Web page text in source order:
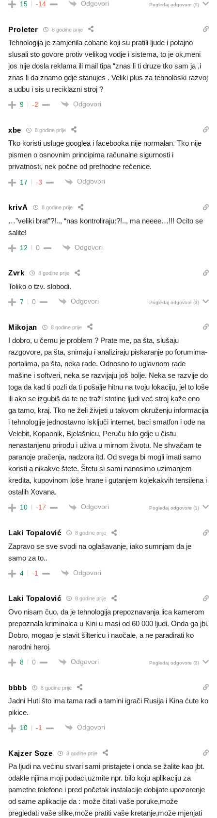
15 -14 Odgovori Pogledaj odgovore (9)
Proleter 8 godine prije
Tehnologija je zamjenila cobane koji su pratili ljude i potajno
slusali sto govore protiv velikog vodje i sistema, to je ok,meni
jos nije dosla reklama ili mail tipa “znas li ti druze tko sam ja ,i
znas li da znamo gdje stanujes . Veliki plus za tehnoloski razvoj
a udbu i sis u reciklazni stroj ?
9 -2 Odgovori
xbe 8 godine prije
Tko koristi usluge googlea i facebooka nije normalan. Tko nije
pismen o osnovnim principima računalne sigurnosti i
privatnosti, nek počne od prethodne rečenice.
17 -3 Odgovori
krivA 8 godine prije
…”veliki brat”?!.., “nas kontroliraju:?!.., ma neeee…!!! Ocito se
salite!
12 0 Odgovori
Zvrk 8 godine prije
Toliko o tzv. slobodi.
7 0 Odgovori Pogledaj odgovore (3)
Mikojan 8 godine prije
I dobro, u čemu je problem ? Prate me, pa šta, slušaju
razgovore, pa šta, snimaju i analiziraju piskaranje po forumima-
portalima, pa šta, neka rade. Odnosno to uglavnom rade
mašine i softveri, neka se razvijaju još bolje. Neka se razvije do
toga da kad ti pozli da ti pošalje hitnu na tvoju lokaciju, jel to loše
ili ako se izgubiš da te ne traži stotine ljudi već stroj kaže eno
ga tamo, kraj. Tko ne želi živjeti u takvom okruženju informacija
i tehnologije jednostavno isključi internet, baci smatfon i ode na
Velebit, Kopaonik, Bjelašnicu, Peruču bilo gdje u čistu
nenastanjenu prirodu i uživa u mirnom životu. Ne shvačam te
paranoje pračenja, nadzora itd. Od svega bi mogli imati samo
koristi a nikakve štete. Štetu si sami nanosimo uzimanjem
kredita, kupovinom loše hrane i gutanjem kojekakvih tensilena i
ostalih Xovana.
10 -17 Odgovori Pogledaj odgovore (1)
Laki Topalović 8 godine prije
Zapravo se sve svodi na oglašavanje, iako sumnjam da je
samo za to..
4 -1 Odgovori
Laki Topalović 8 godine prije
Ovo nisam čuo, da je tehnologija prepoznavanja lica kamerom
prepoznala kriminalca u Kini u masi od 60 000 ljudi. Onda ga jbi.
Dobro, mogao je stavit šiltericu i naočale, a ne paradirati ko
narodni heroj.
8 0 Odgovori Pogledaj odgovore (3)
bbbb 8 godine prije
Jadni Huti što ima tama radi a tamini igrači Rusija i Kina ćute ko
pikice.
10 -1 Odgovori
Kajzer Soze 8 godine prije
Pa ljudi na većinu stvari sami pristajete i onda se žalite kao jbt.
odakle njima moji podaci,uzmite npr. bilo koju aplikaciju za
pametne telefone i pred početak instalacije dobijate upozorenje
od same aplikacije da : može čitati vaše poruke,može
pregledati vaše slike,može pratiti vaše kretanje,može mjenjati